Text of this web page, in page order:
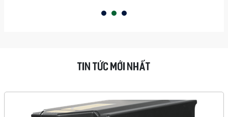
TIN TỨC MỚI NHẤT